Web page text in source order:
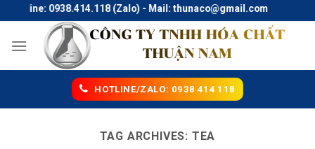
to
content
Hotline: 0938.414.118 (Zalo) - Mail: thunaco@gmail.com
HOTLINE/ZALO: 0938 414 118
TAG ARCHIVES: TEA